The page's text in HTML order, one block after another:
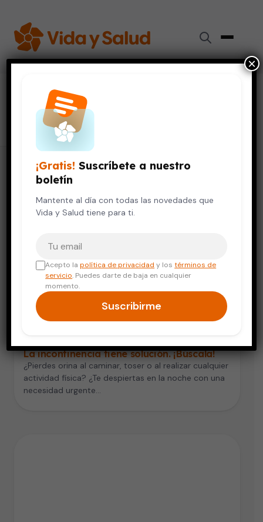
disfunción eréctil
104 artículos
La incontinencia tiene solución. ¡Búscala!
¿Pierdes orina al caminar, toser o al realizar cualquier
actividad física? ¿Te despiertas en la noche con una
necesidad urgente…
¡Gratis! Suscríbete a nuestro
boletín
Mantente al día con todas las novedades que
Vida y Salud tiene para ti.
Acepto lapolítica de privacidad y lostérminos de
servicio. Puedes darte de baja en cualquier
momento.
Suscribirme
×